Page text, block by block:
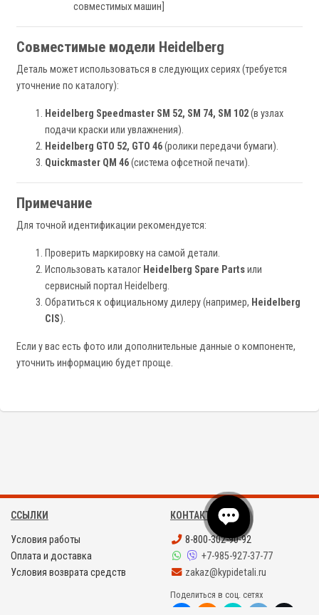
совместимых машин]
Совместимые модели Heidelberg
Деталь может использоваться в следующих сериях (требуется
уточнение по каталогу):
Heidelberg Speedmaster SM 52, SM 74, SM 102(в узлах
подачи краски или увлажнения).
Heidelberg GTO 52, GTO 46(ролики передачи бумаги).
Quickmaster QM 46(система офсетной печати).
Примечание
Для точной идентификации рекомендуется:
Проверить маркировку на самой детали.
Использовать каталог Heidelberg Spare Partsили
сервисный портал Heidelberg.
Обратиться к официальному дилеру (например, Heidelberg
CIS).
Если у вас есть фото или дополнительные данные о компоненте,
уточнить информацию будет проще.
ССЫЛКИ
Условия работы
Оплата и доставка
Условия возврата средств
КОНТАКТЫ
8-800-302-90-92
+7-985-927-37-77
zakaz@kypidetali.ru
Поделиться в соц. сетях